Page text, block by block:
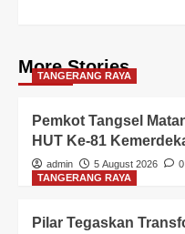
More Stories
TANGERANG RAYA
Pemkot Tangsel
HUT Ke-81
admin 5 August 2026
0
TANGERANG RAYA
Pilar Tegaskan